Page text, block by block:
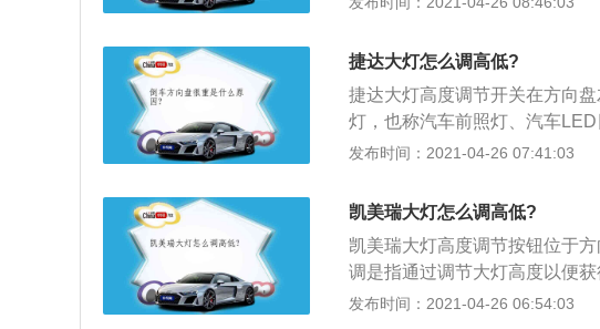
照明和信号作用。前照灯发出
在黑夜里安全的行车；2、组合
信号作用；3、转向灯，用来向
规要求为琥珀色；4、牌照灯，
车辆牌照。
捷达大灯怎么调高低?
捷达大灯高度调节开关在方向
灯，也称汽车前照灯、汽车
的外在形象，更与夜间开车或
前照灯发出的光可以照亮车体
车；2、组合尾灯，组合尾灯在
灯，用来向其它道路使用者表
4、牌照灯，牌照灯它主要是照
发布时间：2021-04-26 07:41:03
凯美瑞大灯怎么调高低?
凯美瑞大灯高度调节按钮位于
调是指通过调节大灯高度以便
安全性车灯配置，一般利用电
发布时间：2021-04-26 06:54:03